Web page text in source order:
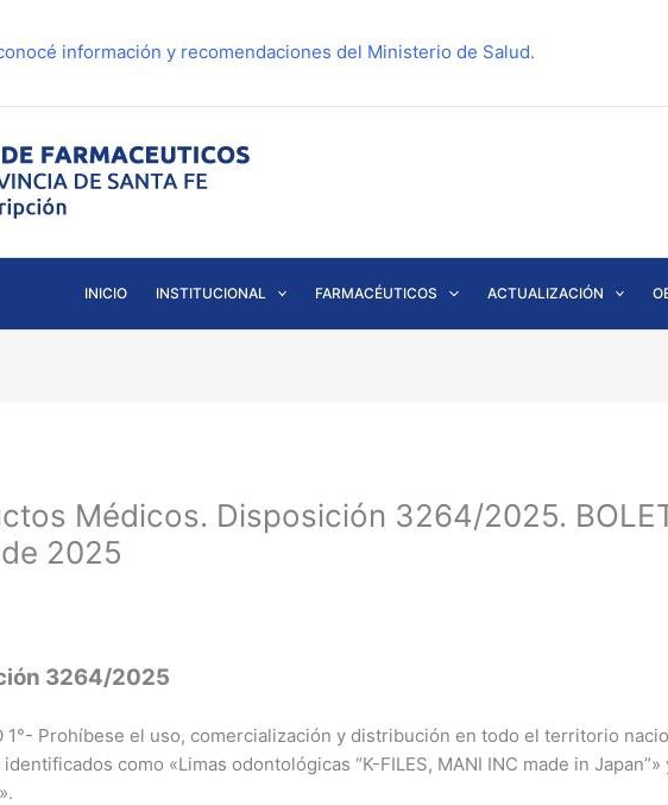
información y recomendaciones del Ministerio de Salud.
INICIO INSTITUCIONAL FARMACÉUTICOS ACTUALIZACIÓN
Médicos. Disposición 3264/2025.
2025
3264/2025
1°- Prohíbese el uso, comercialización y distribución en todo el territorio
como «Limas odontológicas “K-FILES, MANI INC made in